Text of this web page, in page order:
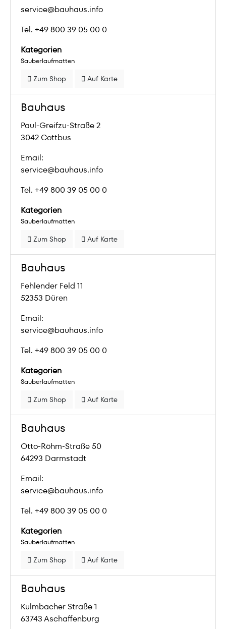
service@bauhaus.info
Tel. +49 800 39 05 00 0
Kategorien
Sauberlaufmatten
Zum Shop Auf Karte
Bauhaus
Paul-Greifzu-Straße 2
3042 Cottbus
Email:
service@bauhaus.info
Tel. +49 800 39 05 00 0
Kategorien
Sauberlaufmatten
Zum Shop Auf Karte
Bauhaus
Fehlender Feld 11
52353 Düren
Email:
service@bauhaus.info
Tel. +49 800 39 05 00 0
Kategorien
Sauberlaufmatten
Zum Shop Auf Karte
Bauhaus
Otto-Röhm-Straße 50
64293 Darmstadt
Email:
service@bauhaus.info
Tel. +49 800 39 05 00 0
Kategorien
Sauberlaufmatten
Zum Shop Auf Karte
Bauhaus
Kulmbacher Straße 1
63743 Aschaffenburg